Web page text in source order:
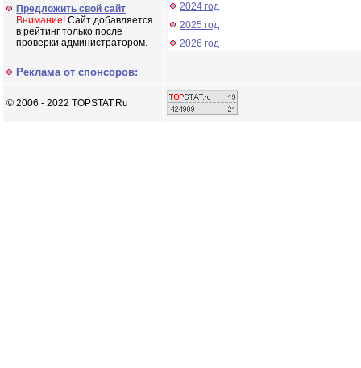
Предложить свой сайт
Внимание! Сайт добавляется
в рейтинг только после
проверки администратором.
Реклама от спонсоров:
2024 год
2025 год
2026 год
© 2006 - 2022 TOPSTAT.Ru